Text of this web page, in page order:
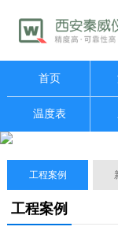
首页
温度表
工程案例
工程案例